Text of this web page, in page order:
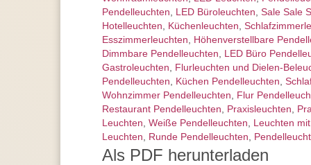
Pendelleuchten, LED Büroleuchten, Sale Sale
Hotelleuchten, Küchenleuchten,
Esszimmer­­leuchten, Höhen­verstellbare
Dimmbare Pendelleuchten, LED Büro
Gastroleuchten, Flurleuchten und Dielen-
Pendelleuchten, Küchen Pendelleuchten,
Wohnzimmer Pendelleuchten, Flur
Restaurant Pendelleuchten, Praxisleuchten,
Leuchten, Weiße Pendelleuchten, Leuchten
Leuchten, Runde Pendelleuchten,
Als PDF herunterladen